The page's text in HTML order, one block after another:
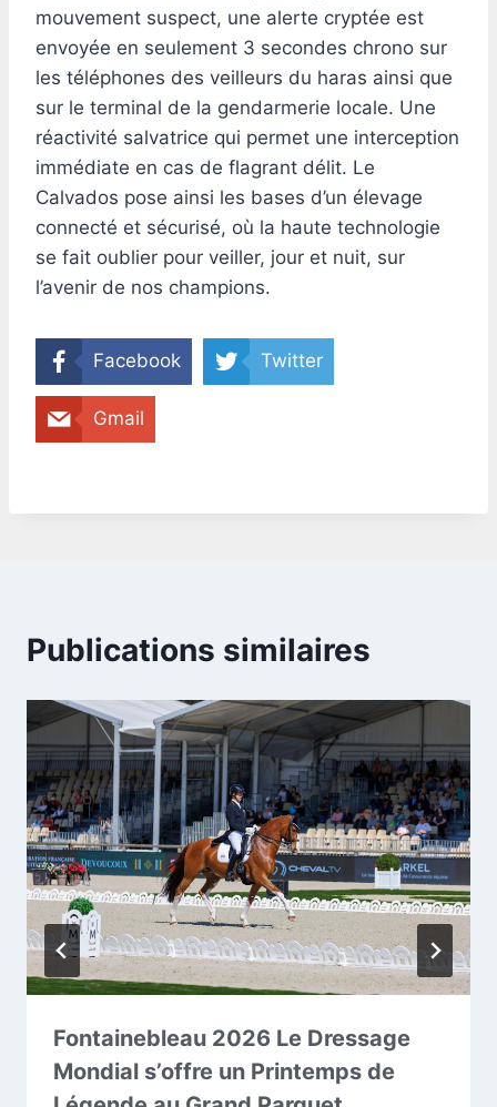
mouvement suspect, une alerte cryptée est
envoyée en seulement 3 secondes chrono sur
les téléphones des veilleurs du haras ainsi que
sur le terminal de la gendarmerie locale. Une
réactivité salvatrice qui permet une interception
immédiate en cas de flagrant délit. Le
Calvados pose ainsi les bases d’un élevage
connecté et sécurisé, où la haute technologie
se fait oublier pour veiller, jour et nuit, sur
l’avenir de nos champions.
Facebook Twitter
Gmail
Publications similaires
Fontainebleau 2026 Le Dressage
Mondial s’offre un Printemps de